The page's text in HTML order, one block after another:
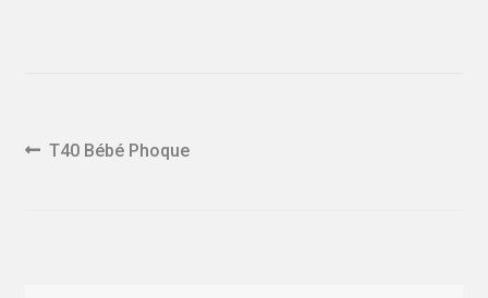
Navigation
Article
T40 Bébé Phoque